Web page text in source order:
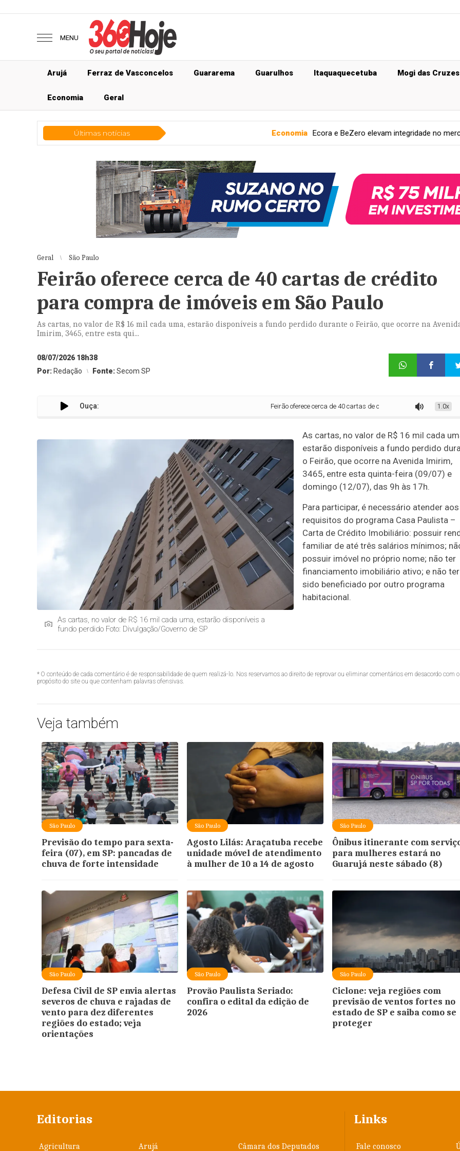
MENU
Arujá Ferraz de Vasconcelos Guararema Guarulhos Itaquaquecetuba Mogi das Cruzes
Economia Geral
Últimas notícias Ecora e BeZero elevam integridade no mercado de
Geral São Paulo
Feirão oferece cerca de 40 cartas de crédito
para compra de imóveis em São Paulo
As cartas, no valor de R$ 16 mil cada uma, estarão disponíveis a fundo perdido durante o Feirão, que ocorre na
Imirim, 3465, entre esta qui...
08/07/2026 18h38
Por: Redação Fonte:Secom SP
Ouça: Feirão oferece cerca de 40 cartas de crédito para compra de imóveis
1.0x
As cartas, no valor de R$ 16 mil cada uma, estarão disponíveis a
fundo perdido Foto: Divulgação/Governo de SP
As cartas, no valor de R$ 16 mil cada
estarão disponíveis a fundo perdido
o Feirão, que ocorre na Avenida Imirim,
3465, entre esta quinta-feira (09/07) e
domingo (12/07), das 9h às 17h.
Para participar, é necessário atender aos
requisitos do programa Casa Paulista –
Carta de Crédito Imobiliário: possuir
familiar de até três salários mínimos;
possuir imóvel no próprio nome; não ter
financiamento imobiliário ativo; e não ter
sido beneficiado por outro programa
habitacional.
* O conteúdo de cada comentário é de responsabilidade de quem realizá-lo. Nos reservamos ao direito de reprovar ou eliminar comentários em desacordo com o
propósito do site ou que contenham palavras ofensivas.
Veja também
São Paulo
Previsão do tempo para sexta-
feira (07), em SP: pancadas de
chuva de forte intensidade
São Paulo
Agosto Lilás: Araçatuba recebe
unidade móvel de atendimento
à mulher de 10 a 14 de agosto
São Paulo
Ônibus itinerante com
para mulheres estará no
Guarujá neste sábado (8)
São Paulo
Defesa Civil de SP envia alertas
severos de chuva e rajadas de
vento para dez diferentes
regiões do estado; veja
orientações
São Paulo
Provão Paulista Seriado:
confira o edital da edição de
2026
São Paulo
Ciclone: veja regiões com
previsão de ventos fortes no
estado de SP e saiba como se
proteger
Editorias
Agricultura Arujá Câmara dos Deputados
Links
Fale conosco